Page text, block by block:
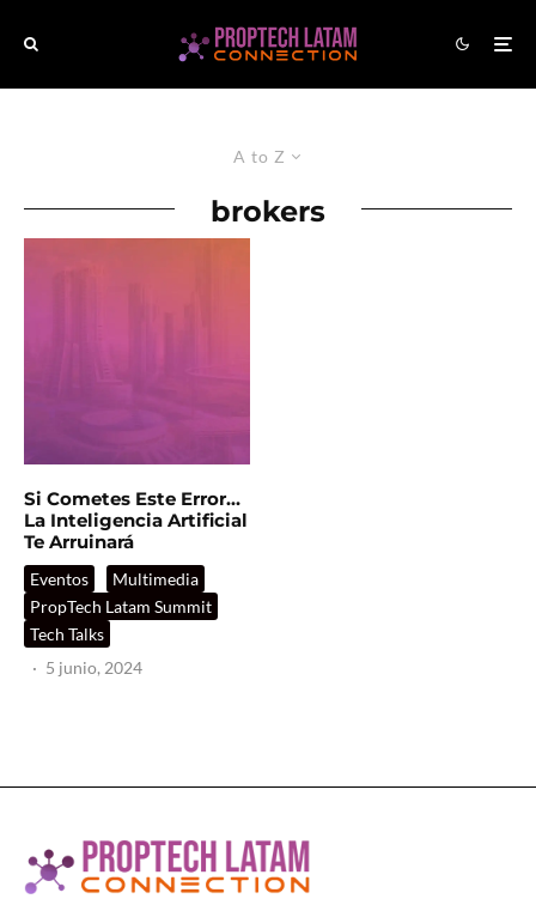
A to Z
brokers
Si Cometes Este Error…
La Inteligencia Artificial
Te Arruinará
Eventos
Multimedia
PropTech Latam Summit
Tech Talks
· 5 junio, 2024